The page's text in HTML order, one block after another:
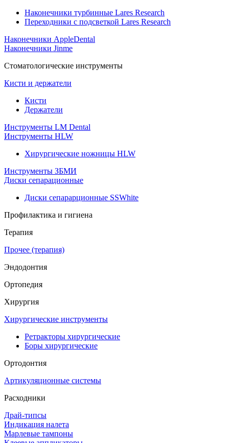
Наконечники турбинные Lares Research
Переходники с подсветкой Lares Research
Наконечники AppleDental
Наконечники Jinme
Стоматологические инструменты
Кисти и держатели
Кисти
Держатели
Инструменты LM Dental
Инструменты HLW
Хирургические ножницы HLW
Инструменты ЗБМИ
Диски сепарационные
Диски сепарарционные SSWhite
Профилактика и гигиена
Терапия
Прочее (терапия)
Эндодонтия
Ортопедия
Хирургия
Хирургические инструменты
Ретракторы хирургические
Боры хирургические
Ортодонтия
Артикуляционные системы
Расходники
Драй-типсы
Индикация налета
Марлевые тампоны